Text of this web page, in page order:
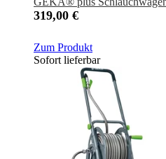
319,00 €
Zum Produkt
Sofort lieferbar